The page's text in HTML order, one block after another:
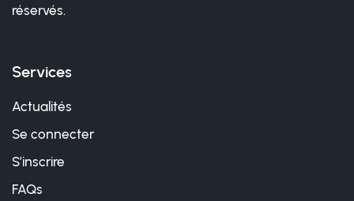
réservés.
Services
Actualités
Se connecter
S’inscrire
FAQs